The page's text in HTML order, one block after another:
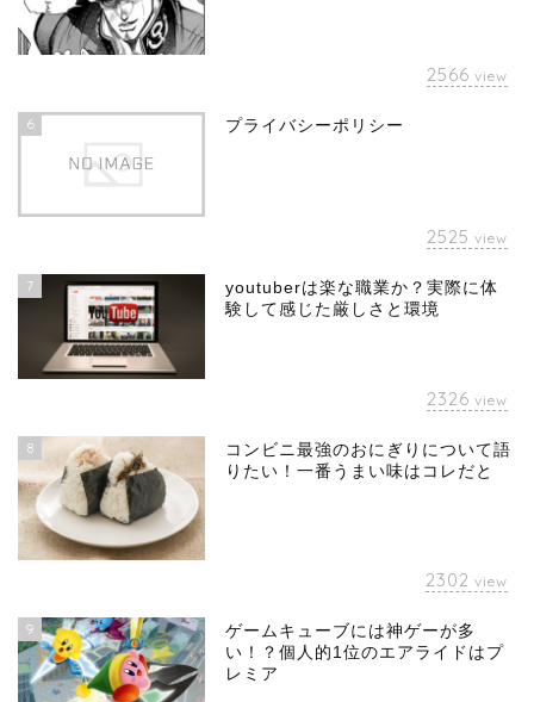
2566 view
6 プライバシーポリシー
2525 view
7
youtuberは楽な職業か？実際に体
験して感じた厳しさと環境
2326 view
8
コンビニ最強のおにぎりについて語
りたい！一番うまい味はコレだと
2302 view
9
ゲームキューブには神ゲーが多
い！？個人的1位のエアライドはプ
レミア